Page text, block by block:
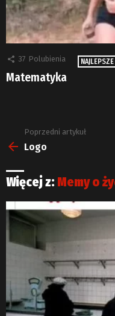
37 Polubienia
Matematyka
Zobacz
więcej
Poprzedni artykuł
Logo
Więcej z: Memy o